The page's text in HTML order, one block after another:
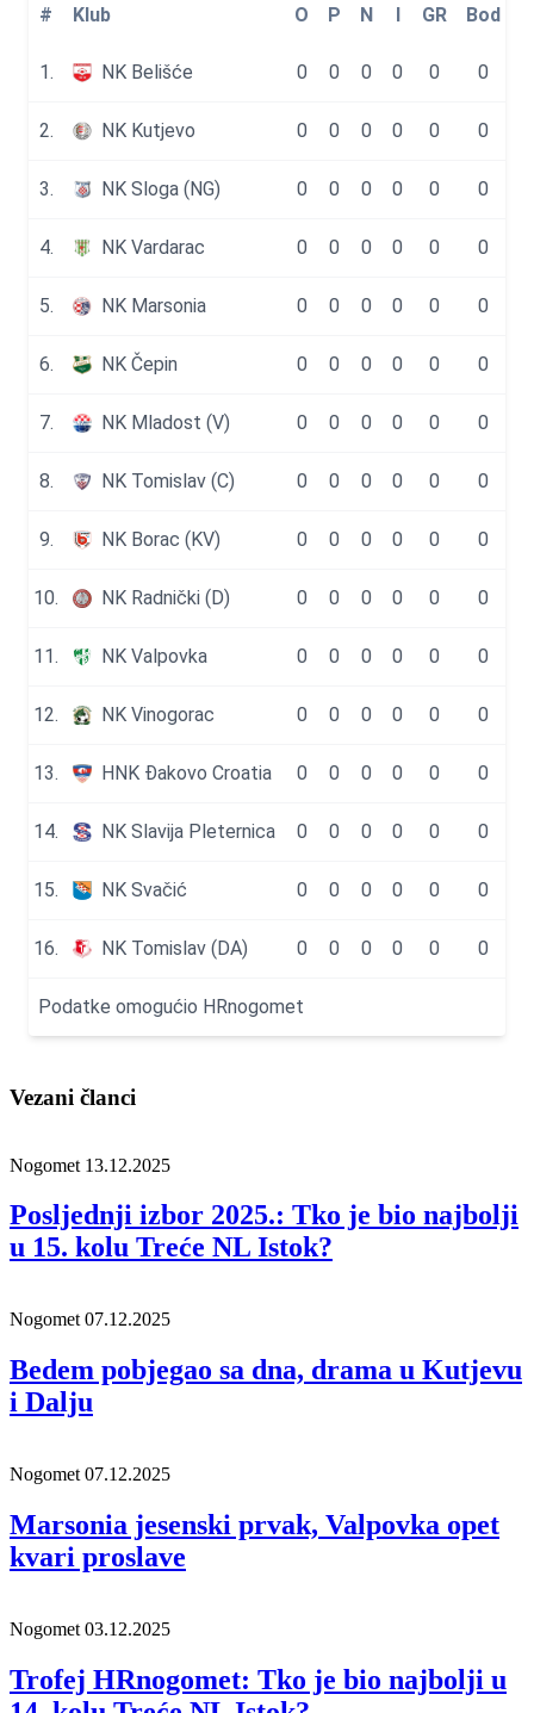
Vezani članci
Nogomet 13.12.2025
Posljednji izbor 2025.: Tko je bio najbolji
u 15. kolu Treće NL Istok?
Nogomet 07.12.2025
Bedem pobjegao sa dna, drama u Kutjevu
i Dalju
Nogomet 07.12.2025
Marsonia jesenski prvak, Valpovka opet
kvari proslave
Nogomet 03.12.2025
Trofej HRnogomet: Tko je bio najbolji u